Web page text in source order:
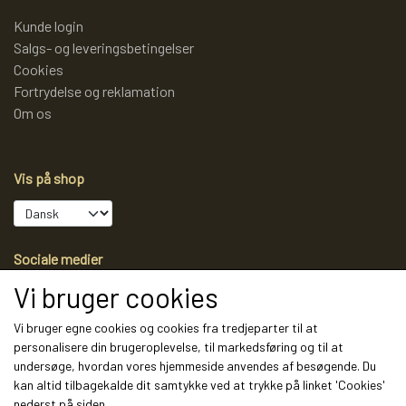
Kunde login
Salgs- og leveringsbetingelser
Cookies
Fortrydelse og reklamation
Om os
Vis på shop
Sociale medier
Modtag vores nyhedsbrev via e-mail
Tilmeld
Vi bruger cookies
Vi bruger egne cookies og cookies fra tredjeparter til at
personalisere din brugeroplevelse, til markedsføring og til at
undersøge, hvordan vores hjemmeside anvendes af besøgende. Du
kan altid tilbagekalde dit samtykke ved at trykke på linket 'Cookies'